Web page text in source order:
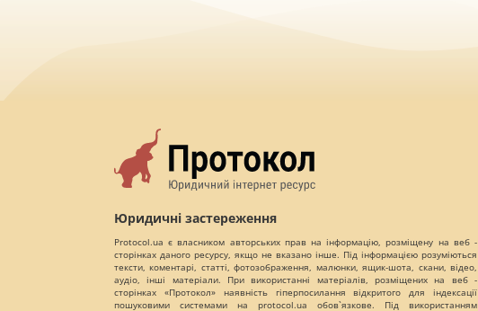
Юридичні застереження
Protocol.ua є власником авторських прав на інформацію, розміщену на веб -
сторінках даного ресурсу, якщо не вказано інше. Під інформацією розуміються
тексти, коментарі, статті, фотозображення, малюнки, ящик-шота, скани, відео,
аудіо, інші матеріали. При використанні матеріалів, розміщених на веб -
сторінках «Протокол» наявність гіперпосилання відкритого для індексації
пошуковими системами на protocol.ua обов`язкове. Під використанням